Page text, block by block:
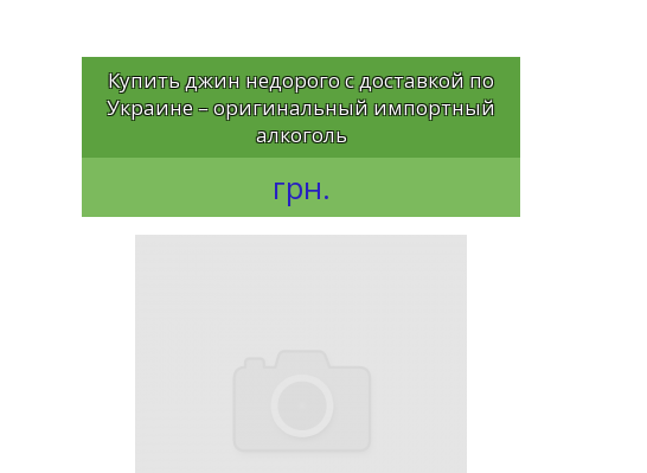
Купить джин недорого с доставкой по
Украине – оригинальный импортный
алкоголь
грн.